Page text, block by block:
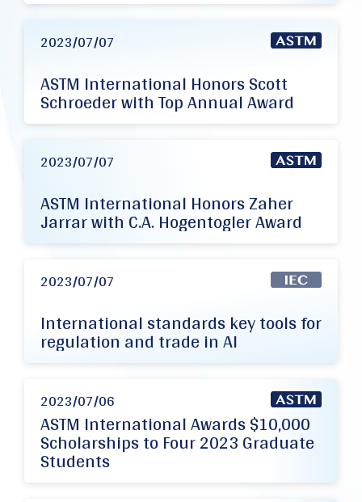
2023/07/07
ASTM International Honors Scott
Schroeder with Top Annual Award
2023/07/07
ASTM International Honors Zaher
Jarrar with C.A. Hogentogler Award
2023/07/07
International standards key tools for
regulation and trade in AI
2023/07/06
ASTM International Awards $10,000
Scholarships to Four 2023 Graduate
Students